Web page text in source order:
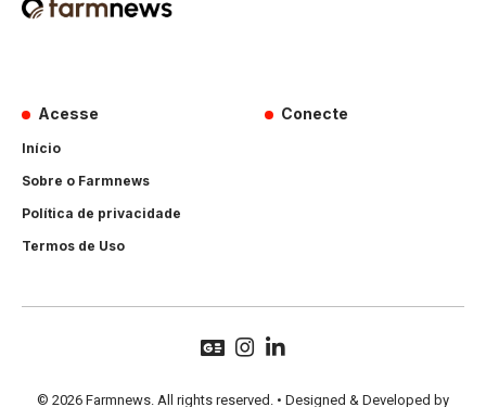
Acesse
Início
Sobre o Farmnews
Política de privacidade
Termos de Uso
Conecte
© 2026 Farmnews. All rights reserved. • Designed & Developed by